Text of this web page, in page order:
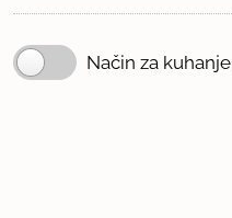
Način za kuhanje